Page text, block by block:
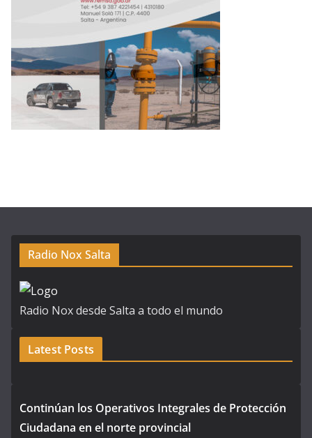
Radio Nox Salta
Radio Nox desde Salta a todo el mundo
Latest Posts
Continúan los Operativos Integrales de Protección
Ciudadana en el norte provincial